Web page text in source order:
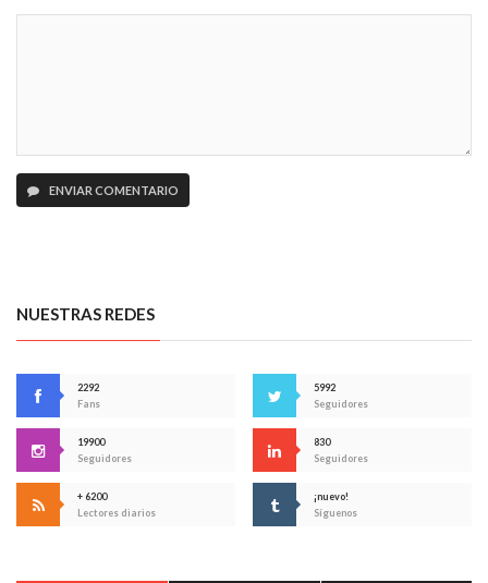
ENVIAR COMENTARIO
NUESTRAS REDES
2292
Fans
5992
Seguidores
19900
Seguidores
830
Seguidores
+ 6200
Lectores diarios
¡nuevo!
Síguenos